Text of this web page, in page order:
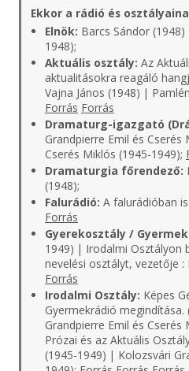
Ekkor a rádió és
Elnök: Barcs Sándor
1948);
Aktuális osztály: Az
aktualitásokra reagáló
Vajna János (1948) |
Forrás Forrás
Dramaturg-igazgató
Grandpierre Emil és Cserés
Cserés Miklós (1945-1949);
Dramaturgia főrendező:
(1948);
Falurádió: A falurádióban
Forrás
Gyerekosztály /
1949) | Irodalmi Osztályon
nevelési osztályt, vezetője :
Forrás
Irodalmi Osztály: Képes
Gyermekrádió
Grandpierre Emil és Cserés
Prózai és az Aktuális
(1945-1949) | Kolozsvári